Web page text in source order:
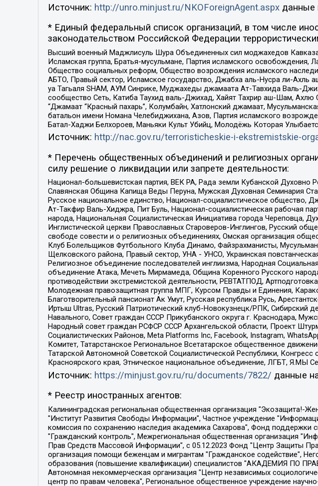
Источник: http://unro.minjust.ru/NKOForeignAgent.aspxданные
* Единый федеральный список организаций, в том числе
законодательством Российской Федерации
Высший военный Маджлисуль Шура Объединенных сил моджахедов
Исламская группа, Братья-мусульмане, Партия исламского освобождения,
Общество социальных реформ, Общество возрождения исламского
АБТО, Правый сектор, Исламское государство, Джабха аль-Нусра ли-
уа Тагьаля SHAM, АУМ Синрике, Муджахеды джамаата Ат-Тавхида Валь-
сообщество Сеть, Катиба Таухид валь-Джихад, Хайят Тахрир аш-Шам, Ахлю
“Джамаат “Красный пахарь”, Колумбайн, Хатлонский джамаат,
батальон имени Номана Челебиджихана, Азов, Партия исламского
Батал-Хаджи Белхороев, Маньяки Культ Убийц, Молодёжь Которая
Источник: http://nac.gov.ru/terroristicheskie-i-ekstremistskie-
* Перечень общественных объединений и религиозных
силу решение о ликвидации или запрете деятельности:
Национал-большевистская партия, ВЕК РА, Рада земли Кубанской
Славянская Община Капища Веды Перуна, Мужская Духовная Семинария
Русское национальное единство, Национал-социалистическое общество,
Ат-Такфир Валь-Хиджра, Пит Буль, Национал-социалистическая рабочая
народа, Национальная Социалистическая Инициатива города Череповца,
Инглистической церкви Православных Староверов-Инглингов, Русский
свободе совести и о религиозных объединениях, Омская организация
Клуб Болельщиков Футбольного Клуба Динамо, Файзрахманисты,
Щелковского района, Правый сектор, УНА - УНСО, Украинская
Религиозное объединение последователей инглиизма, Народная
объединение Атака, Мечеть Мирмамеда, Община Коренного Русского
противодействии экстремистской деятельности, РЕВТАТПОД,
Молодежная правозащитная группа МПГ, Курсом Правды и Единения,
Благотворительный пансионат Ак Умут, Русская республика Русь,
Иртыш Ultras, Русский Патриотический клуб-Новокузнецк/РПК,
Навального, Совет граждан СССР Прикубанского округа г. Краснодара,
Народный совет граждан РСФСР СССР Архангельской области, Проект
Социалистических Районов, Meta Platforms Inc, Facebook, Instagram,
Комитет, Татарстанское Региональное Всетатарское общественное
Татарской Автономной Советской Социалистической Республики,
Красноярского края, Этническое национальное объединение, ЛГБТ, Я.МЫ
Источник: https://minjust.gov.ru/ru/documents/7822/ данные
* Реестр иностранных агентов:
Калининградская региональная общественная организация "Экозащита!-Женсовет", Фонд содействия защите прав и свобод граждан "Общественный вердикт", Фонд "Институт Развития Свободы Информации", Частное учреждение "Информационное агентство МЕМО. РУ", Региональная общественная организация "Общественная комиссия по сохранению наследия академика Сахарова", Фонд поддержки свободы прессы, Санкт-Петербургская общественная правозащитная организация "Гражданский контроль", Межрегиональная общественная организация "Информационно-просветительский центр "Мемориал", Региональный Фонд "Центр Защиты Прав Средств Массовой Информации", с 05.12.2023 Фонд "Центр Защиты Прав Средств массовой информации", Региональная общественная благотворительная организация помощи беженцам и мигрантам "Гражданское содействие", Негосударственное образовательное учреждение дополнительного профессионального образования (повышение квалификации) специалистов "АКАДЕМИЯ ПО ПРАВАМ ЧЕЛОВЕКА", Свердловская региональная общественная организация "Сутяжник", Автономная некоммерческая организация "Центр независимых социологических исследований", Союз общественных объединений "Российский исследовательский центр по правам человека", Региональное общественное учреждение научно-информационный центр "МЕМОРИАЛ", Некоммерческая организация "Фонд защиты гласности", Автономная некоммерческая организация "Институт прав человека", Городская общественная организация "Екатеринбургское общество "МЕМОРИАЛ", Городская общественная организация "Рязанское историко-просветительское и правозащитное общество "Мемориал" (Рязанский Мемориал), Челябинский региональный орган общественной самодеятельности – женское общественное объединение "Женщины Евразии", Челябинский региональный орган общественной самодеятельности "Уральская правозащитная группа", Фонд содействия защите здоровья и социальной справедливости имени Андрея Рылькова, Автономная Некоммерческая Организация "Аналитический Центр Юрия Левады", Автономная некоммерческая организация социальной поддержки населения "Проект Апрель", Региональная общественная организация помощи женщинам и детям, находящимся в кризисной ситуации "Информационно-методический центр "Анна", Фонд содействия развитию массовых коммуникаций и правовому просвещению "Так-так-Так", Фонд содействия устойчивому развитию "Серебряная тайга", Свердловский региональный общественный фонд социальных проектов "Новое время", "Idel.Реалии", Кавказ.Реалии, Крым.Реалии, Телеканал Настоящее Время, Татаро-башкирская служба Радио Свобода (Azatliq Radiosi), Радио Свободная Европа/Радио Свобода (PCE/PC), "Сибирь.Реалии", "Фактограф", Благотворительный фонд помощи осужденным и их семьям, Автономная некоммерческая организация "Институт глобализации и социальных движений", Фонд "В защиту прав заключенных", Частное учреждение "Центр поддержки и содействия развитию средств массовой информации", Пензенский региональный общественный благотворительный фонд "Гражданский союз", "Север.Реалии", Некоммерческая организация Фонд "Правовая инициатива", Общество с ограниченной ответственностью "Радио Свободная Европа/Радио Свобода", Чешское информационное агентство "MEDIUM-ORIENT", Красноярская региональная общественная организация "Мы против СПИДа", Камалягин Денис Николаевич, Маркелов Сергей Евгеньевич, Пономарев Лев Александрович, Савицкая Людмила Алексеевна, Автономная некоммерческая организация "Центр по работе с проблемой насилия "НАСИЛИЮ.НЕТ", Межрегиональный профессиональный союз работников здравоохранения "Альянс врачей", Юридическое лицо, зарегистрированное в Латвийской Республике, SIA "Medusa Project" (регистрационный номер 40103797863, дата регистрации 10.06.2014), Некоммерческая организация "Фонд по борьбе с коррупцией", Автономная некоммерческая организация "Институт права и публичной политики", Баданин Роман Сергеевич, Гликин Максим Александрович, Железнова Мария Михайловна, Лукьянова Юлия Сергеевна, Маетная Елизавета Витальевна, Маняхин Петр Борисович, Чуракова Ольга Владимировна, Ярош Юлия Петровна, Юридическое лицо "The Insider SIA", зарегистрированное в Риге, Латвийская Республика (дата регистрации 26.06.2015), являющееся администратором доменного имени интернет-издания "The Insider SIA", https://theins.ru, Постернак Алексей Евгеньевич, Рубин Михаил Аркадьевич, Анин Роман Александрович, Юридическое лицо Istories fonds, зарегистрированное в Латвийской Республике (регистрационный номер 50008295751, дата регистрации 24.02.2020), Великовский Дмитрий Александрович, Долинина Ирина Николаевна,